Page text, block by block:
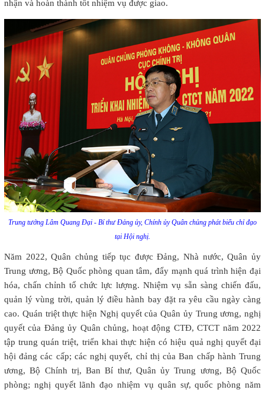
nhận và hoàn thành tốt nhiệm vụ được giao.
Trung tướng Lâm Quang Đại - Bí thư Đảng ủy, Chính ủy Quân chủng phát biểu chỉ đạo
tại Hội nghị.
Năm 2022, Quân chủng tiếp tục được Đảng, Nhà nước, Quân ủy
Trung ương, Bộ Quốc phòng quan tâm, đẩy mạnh quá trình hiện đại
hóa, chấn chỉnh tổ chức lực lượng. Nhiệm vụ sẵn sàng chiến đấu,
quản lý vùng trời, quản lý điều hành bay đặt ra yêu cầu ngày càng
cao. Quán triệt thực hiện Nghị quyết của Quân ủy Trung ương, nghị
quyết của Đảng ủy Quân chủng, hoạt động CTĐ, CTCT năm 2022
tập trung quán triệt, triển khai thực hiện có hiệu quả nghị quyết đại
hội đảng các cấp; các nghị quyết, chỉ thị của Ban chấp hành Trung
ương, Bộ Chính trị, Ban Bí thư, Quân ủy Trung ương, Bộ Quốc
phòng; nghị quyết lãnh đạo nhiệm vụ quân sự, quốc phòng năm